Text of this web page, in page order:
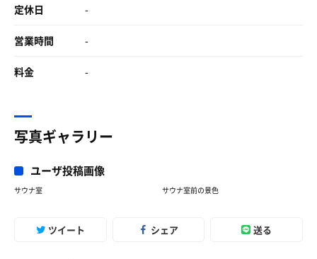
定休日 -
営業時間 -
料金 -
写真ギャラリー
ユーザ投稿画像
サウナ室 サウナ室前の景色
ツイート シェア 送る